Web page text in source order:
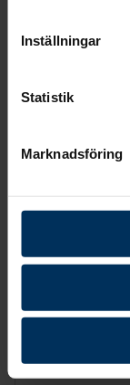
Inställningar
Statistik
Marknadsföring
Visa mer